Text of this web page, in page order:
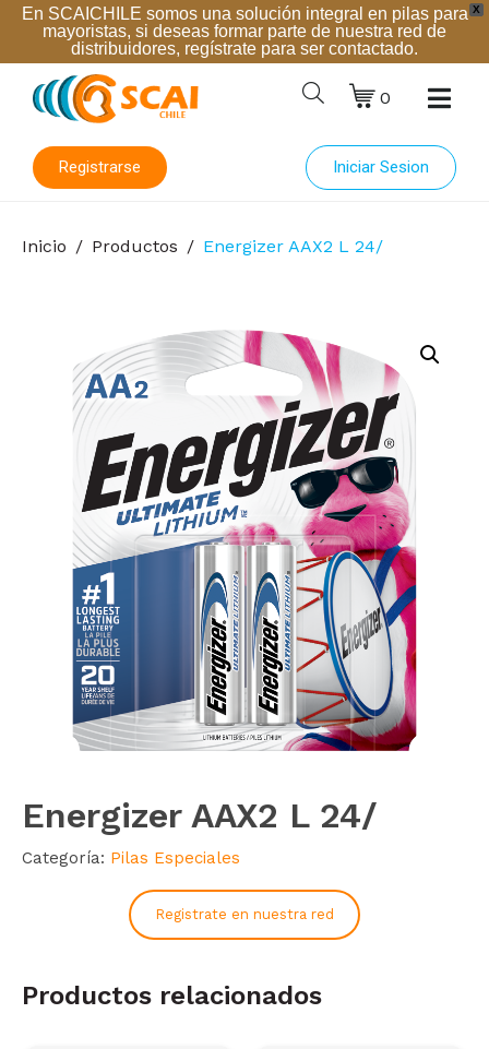
X
En SCAICHILE somos una solución integral en pilas para
mayoristas, si deseas formar parte de nuestra red de
distribuidores, regístrate para ser contactado.
0
Registrarse Iniciar Sesion
Inicio Productos Energizer AAX2 L 24/
Energizer AAX2 L 24/
Categoría: Pilas Especiales
Registrate en nuestra red
Productos relacionados